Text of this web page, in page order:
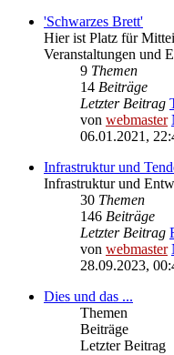
'Schwarzes Brett'
Hier ist Platz für
Veranstaltungen und
9 Themen
14 Beiträge
Letzter Beitrag
von webmaster
06.01.2021,
Infrastruktur und
Infrastruktur und
30 Themen
146 Beiträge
Letzter Beitrag
von webmaster
28.09.2023,
Dies und das ...
Themen
Beiträge
Letzter Beitrag